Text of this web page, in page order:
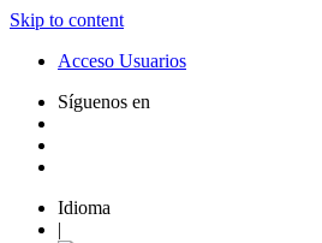
Skip to content
Acceso Usuarios
Síguenos en
Idioma
|